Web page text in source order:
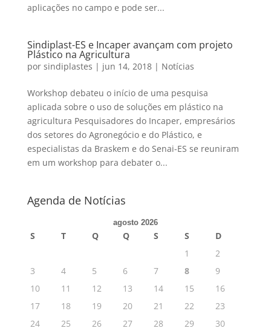
aplicações no campo e pode ser...
Sindiplast-ES e Incaper avançam com projeto
Plástico na Agricultura
por sindiplastes | jun 14, 2018| Notícias
Workshop debateu o início de uma pesquisa
aplicada sobre o uso de soluções em plástico na
agricultura Pesquisadores do Incaper, empresários
dos setores do Agronegócio e do Plástico, e
especialistas da Braskem e do Senai-ES se reuniram
em um workshop para debater o...
Agenda de Notícias
agosto 2026
S T Q Q S S
D
1
2
3
4 5 6 7 8
9
10
11 12 13 14 15
16
17
18 19 20 21 22
23
24
25 26 27 28 29 30